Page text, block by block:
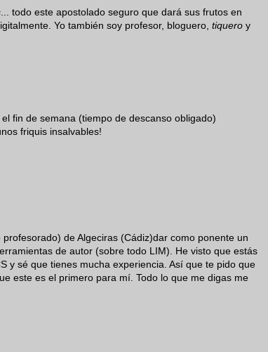
... todo este apostolado seguro que dará sus frutos en
Yo también soy profesor, bloguero, tiquero y
fin de semana (tiempo de descanso obligado)
friquis insalvables!
de Algeciras (Cádiz)dar como ponente un
de autor (sobre todo LIM). He visto que estás
y sé que tienes mucha experiencia. Así que te pido que
este es el primero para mí. Todo lo que me digas me